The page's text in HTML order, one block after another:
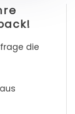
die